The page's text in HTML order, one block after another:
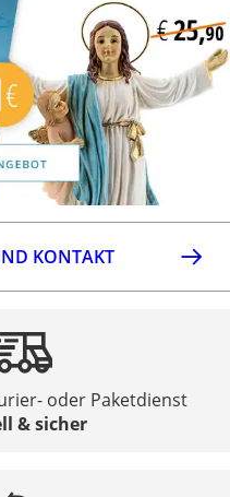
KONTAKT
oder Paketdienst
& sicher